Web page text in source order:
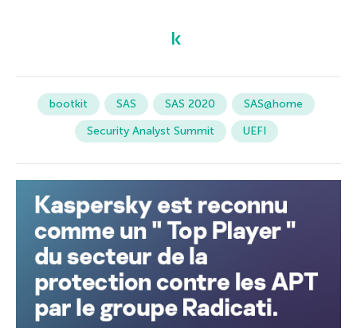
bootkit SAS SAS 2020
SAS@home
Security Analyst Summit
UEFI